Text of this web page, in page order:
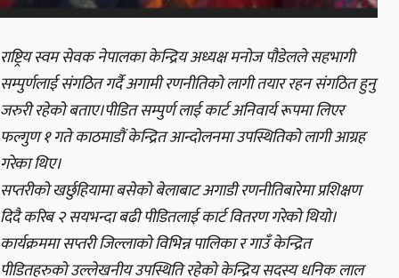
राष्ट्रिय स्वम सेवक नेपालका केन्द्रिय अध्यक्ष मनोज पौडेलले सहभागी
सम्पुर्णलाई संगठित गर्दै अगामी रणनीतिको लागी तयार रहन संगठित हुनु
जरुरी रहेको बताए।पीडित सम्पुर्ण लाई कार्ट अनिवार्य रूपमा लिएर
फल्गुण १ गते काठमाडौं केन्द्रित आन्दोलनमा उपस्थितिको लागी आग्रह
गरेका थिए।
सप्तरीको खर्छुहियामा बसेको बेलाबाट अगाडी रणनीतिबारेमा प्रशिक्षण
दिदै करिब २ सयभन्दा बढी पीडितलाई कार्ट वितरण गरेको थियो।
कार्यक्रममा सप्तरी जिल्लाको विभिन्न पालिका र गाउँ केन्द्रित
पीडितहरुको उल्लेखनीय उपस्थिति रहेको केन्द्रिय सदस्य धनिक लाल